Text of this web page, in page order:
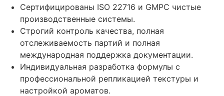
Сертифицированы ISO 22716 и GMPC чистые
производственные системы.
Строгий контроль качества, полная
отслеживаемость партий и полная
международная поддержка документации.
Индивидуальная разработка формулы с
профессиональной репликацией текстуры и
настройкой ароматов.